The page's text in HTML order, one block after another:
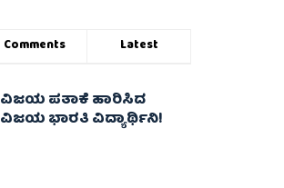
Comments Latest
ವಿಜಯ ಪತಾಕೆ ಹಾರಿಸಿದ
ವಿಜಯ ಭಾರತಿ ವಿದ್ಯಾರ್ಥಿನಿ!